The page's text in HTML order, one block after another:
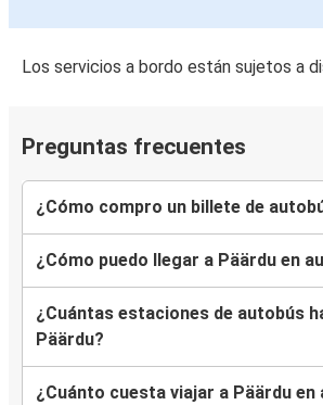
Los servicios a bordo están sujetos a
Preguntas frecuentes
¿Cómo compro un billete de
¿Cómo puedo llegar a Päärdu en
¿Cuántas estaciones de autobús
Päärdu?
¿Cuánto cuesta viajar a Päärdu en